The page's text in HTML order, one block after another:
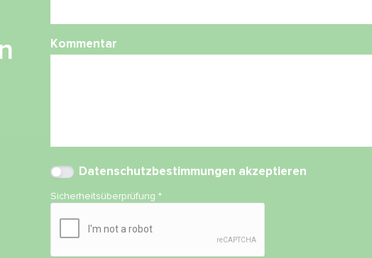
Kommentar
Datenschutzbestimmungen akzeptieren
Sicherheitsüberprüfung*